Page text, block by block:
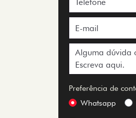
Preferência de
Whatsapp